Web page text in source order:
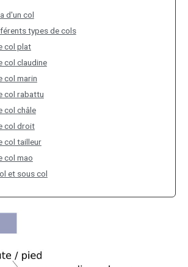
d'un col
types de cols
col plat
col claudine
col marin
col rabattu
col châle
col droit
col tailleur
col mao
et sous col